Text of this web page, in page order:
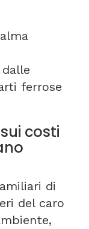
ferrose
costi
di
del caro